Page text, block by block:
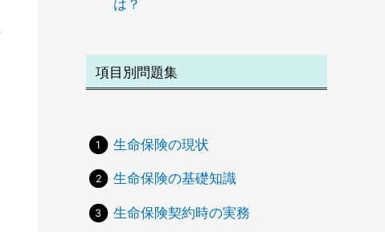
は？
項目別問題集
生命保険の現状
生命保険の基礎知識
生命保険契約時の実務